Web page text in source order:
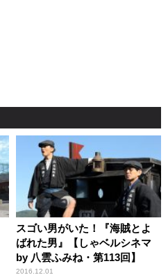
スゴい男がいた！『海賊とよ
ばれた男』【しゃベルシネマ
by 八雲ふみね・第113回】
2016.12.01